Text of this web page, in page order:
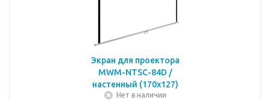
Экран для проектора
MWM-NTSC-84D /
настенный (170x127)
Нет в наличии